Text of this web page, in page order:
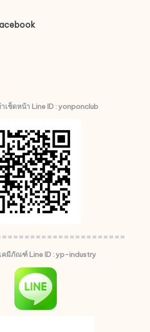
เช็ดหน้า Line ID : yonponclub
คมีภัณฑ์ Line ID : yp-industry